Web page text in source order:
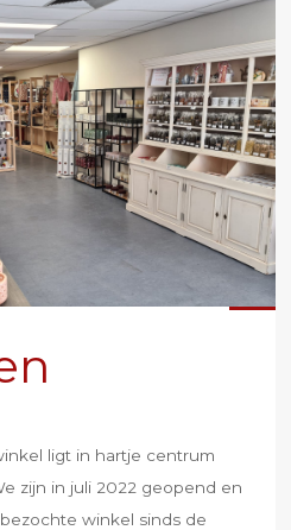
ligt in hartje centrum
zijn in juli 2022 geopend en
winkel sinds de